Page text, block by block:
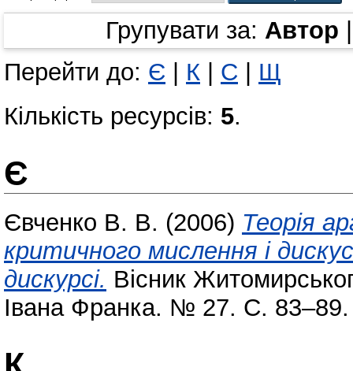
Групувати за: Автор
Перейти до: Є К С
Щ
Кількість ресурсів: 5.
Є
Євченко В. В. (2006) Теорія
критичного мислення і
дискурсі. Вісник
Івана Франка. № 27. С. 83–89.